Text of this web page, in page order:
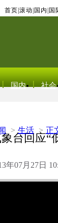
首页 滚动 国内 国
国内 社会
> 生活 > 正
台回应“
年07月27日